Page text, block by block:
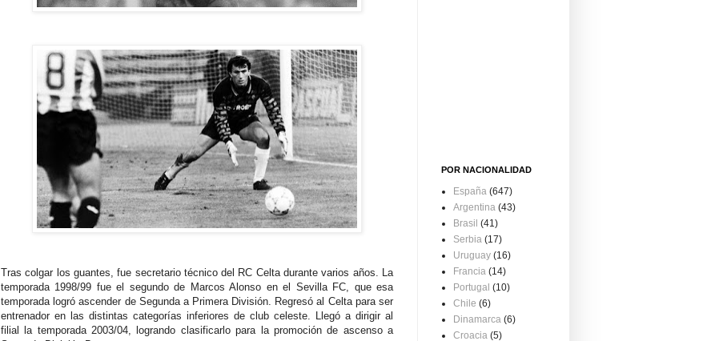
Tras colgar los guantes, fue secretario técnico del RC Celta durante varios años. La
temporada 1998/99 fue el segundo de Marcos Alonso en el Sevilla FC, que esa
temporada logró ascender de Segunda a Primera División. Regresó al Celta para ser
entrenador en las distintas categorías inferiores de club celeste. Llegó a dirigir al
filial la temporada 2003/04, logrando clasificarlo para la promoción de ascenso a
POR NACIONALIDAD
España (647)
Argentina (43)
Brasil (41)
Serbia (17)
Uruguay (16)
Francia (14)
Portugal (10)
Chile (6)
Dinamarca (6)
Croacia (5)